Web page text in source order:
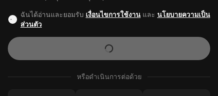
ฉันได้อ่านและยอมรับ เงื่อนไขการใช้งานและ นโยบายความเป็น
ส่วนตัว
หรือดำเนินการต่อด้วย